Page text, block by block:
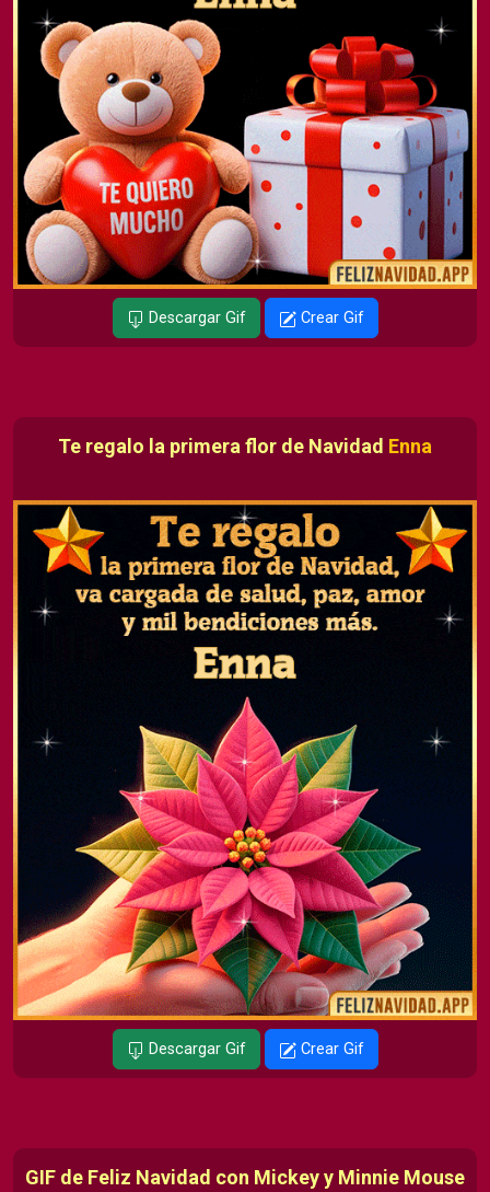
Descargar Gif Crear Gif
Te regalo la primera flor de Navidad Enna
Descargar Gif Crear Gif
GIF de Feliz Navidad con Mickey y Minnie Mouse